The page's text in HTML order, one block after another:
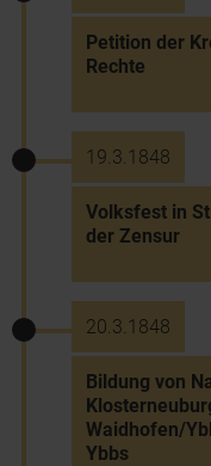
Petition der
Rechte
19.3.1848
Volksfest in
der Zensur
20.3.1848
Bildung von
Waidhofen/
Ybbs